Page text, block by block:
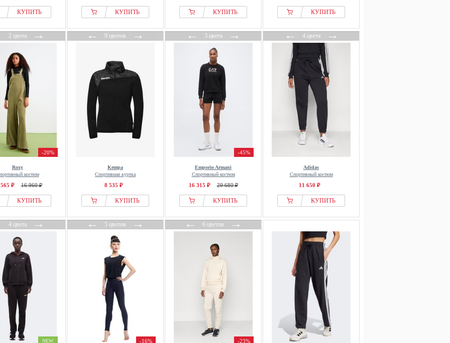
КУПИТЬ КУПИТЬ КУПИТЬ КУПИТЬ
2 цвета→
-20%
Roxy
костюм
₽ 16 960 ₽
КУПИТЬ
←9 цветов→
Kempa
Спортивная куртка
8 535 ₽
КУПИТЬ
←3 цвета→
-45%
Emporio Armani
Спортивный костюм
16 315 ₽ 29 680 ₽
КУПИТЬ
←4 цвета→
Adidas
Спортивный костюм
11 650 ₽
КУПИТЬ
4 цвета→
NEW
←5 цветов→
-16%
←6 цветов→
-23%